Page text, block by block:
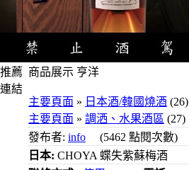
推薦
連結
商品展示 亨洋
主要頁面 » 日本酒/韓國燒酒 (26)
主要頁面 » 調洒、水果酒區 (27)
發布者: info (5462 點閱次數)
日本: CHOYA 蝶失紫蘇梅酒